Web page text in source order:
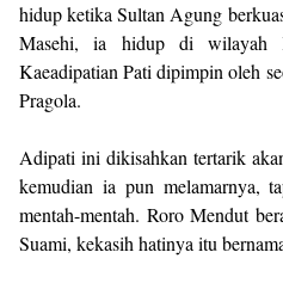
hidup ketika Sultan Agung
Masehi, ia hidup di wilayah
Kaeadipatian Pati dipimpin oleh
Pragola.
Adipati ini dikisahkan tertarik
kemudian ia pun melamarnya,
mentah-mentah. Roro Mendut
Suami, kekasih hatinya itu